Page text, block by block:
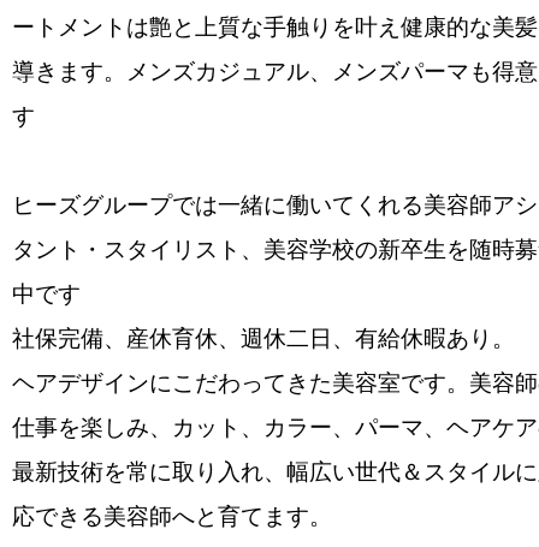
ートメントは艶と上質な手触りを叶え健康的な美
導きます。メンズカジュアル、メンズパーマも得
す
ヒーズグループでは一緒に働いてくれる美容師ア
タント・スタイリスト、美容学校の新卒生を随時
中です
社保完備、産休育休、週休二日、有給休暇あり。
ヘアデザインにこだわってきた美容室です。美容
仕事を楽しみ、カット、カラー、パーマ、ヘアケ
最新技術を常に取り入れ、幅広い世代＆スタイル
応できる美容師へと育てます。